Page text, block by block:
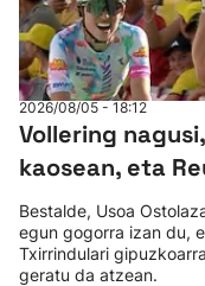
2026/08/05 - 18:12
Vollering
kaosean, eta
Bestalde, Usoa
egun gogorra izan du,
Txirrindulari
geratu da atzean.